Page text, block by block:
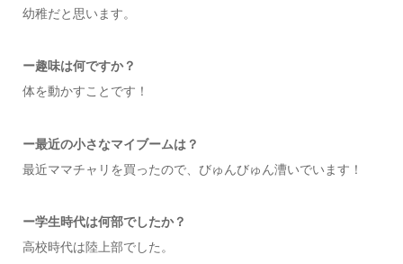
幼稚だと思います。
ー趣味は何ですか？
体を動かすことです！
ー最近の小さなマイブームは？
最近ママチャリを買ったので、びゅんびゅん漕いでいます！
ー学生時代は何部でしたか？
高校時代は陸上部でした。